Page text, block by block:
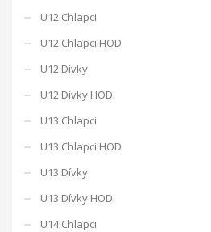
U12 Chlapci
U12 Chlapci HOD
U12 Dívky
U12 Dívky HOD
U13 Chlapci
U13 Chlapci HOD
U13 Dívky
U13 Dívky HOD
U14 Chlapci